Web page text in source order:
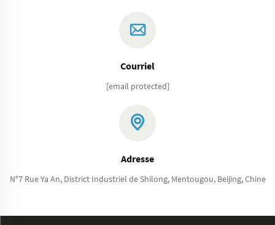
Courriel
[email protected]
Adresse
N°7 Rue Ya An, District Industriel de Shilong, Mentougou, Beijing, Chine